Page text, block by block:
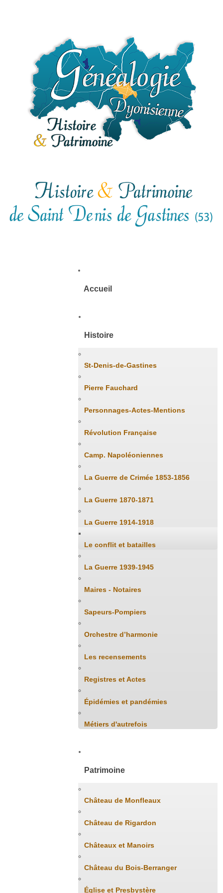
Accueil
Histoire
St-Denis-de-Gastines
Pierre Fauchard
Personnages-Actes-Mentions
Révolution Française
Camp. Napoléoniennes
La Guerre de Crimée 1853-1856
La Guerre 1870-1871
La Guerre 1914-1918
Le conflit et batailles
La Guerre 1939-1945
Maires - Notaires
Sapeurs-Pompiers
Orchestre d’harmonie
Les recensements
Registres et Actes
Épidémies et pandémies
Métiers d'autrefois
Patrimoine
Château de Monfleaux
Château de Rigardon
Châteaux et Manoirs
Château du Bois-Berranger
Église et Presbystère